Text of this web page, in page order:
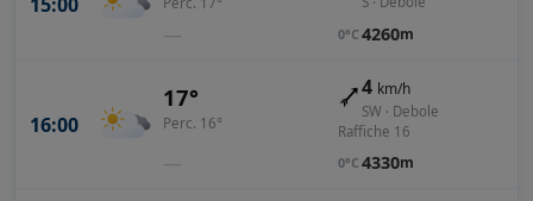
— 0°C 4260m
16:00
17°
Perc. 16°
—
4 km/h
SW · Debole
Raffiche 16
0°C 4330m